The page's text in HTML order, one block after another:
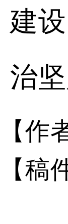
建
治
【作
【